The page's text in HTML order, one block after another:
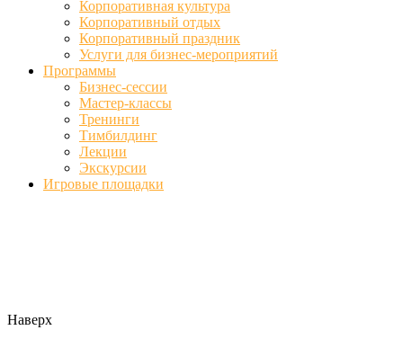
Корпоративная культура
Корпоративный отдых
Корпоративный праздник
Услуги для бизнес-мероприятий
Программы
Бизнес-сессии
Мастер-классы
Тренинги
Тимбилдинг
Лекции
Экскурсии
Игровые площадки
Наверх